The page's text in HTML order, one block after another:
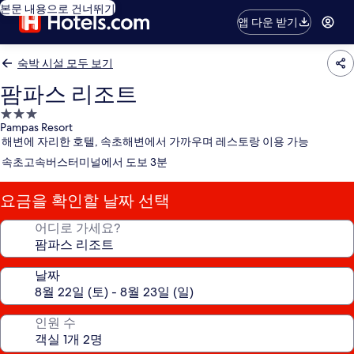
본문 내용으로 건너뛰기
앱 다운 받기
숙박 시설 모두 보기
팜파스 리조트
3.0
성
급
숙
박
시
설
Pampas Resort
해변에 자리한 호텔, 속초해변에서 가까우며 레스토랑 이용 가능
속초고속버스터미널에서 도보 3분
요금을 확인할 날짜 선택
어디로 가세요?
날짜
인원 수